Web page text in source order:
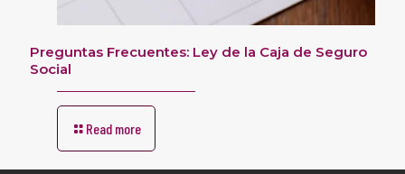
Preguntas Frecuentes: Ley de la Caja de Seguro
Social
Read more